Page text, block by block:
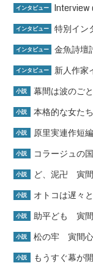
インタビュー Interview
インタビュー 特別イン
インタビュー 金魚詩壇
インタビュー 新人作家
小説 幕間は波のご
小説 本格的な女た
小説 原里実連作短
小説 コラージュの
小説 ど、泥卍 寅
小説 オトコは遅々
小説 助平ども 寅
小説 松の牢 寅間
小説 もうすぐ幕が